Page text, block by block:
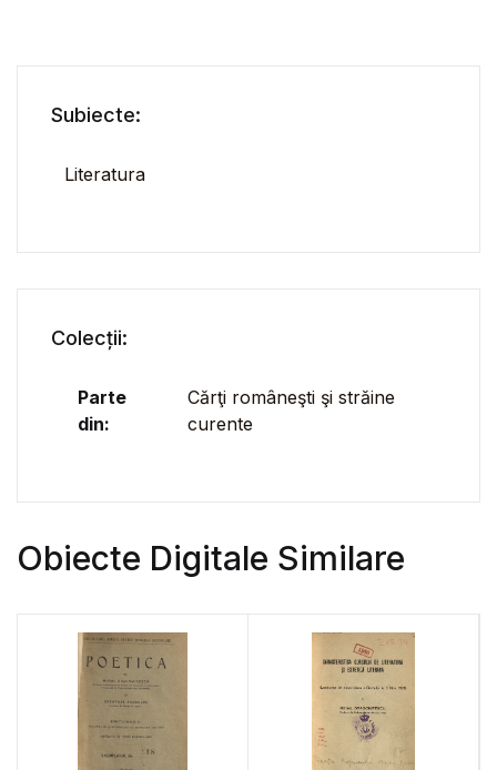
Subiecte:
Literatura
Colecții:
Parte
din:
Cărţi româneşti şi străine
curente
Obiecte Digitale Similare